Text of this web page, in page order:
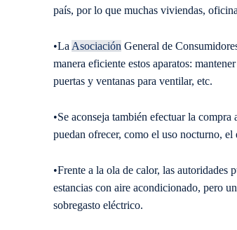
país, por lo que muchas viviendas,
•La Asociación General de
manera eficiente estos aparatos:
puertas y ventanas para ventilar, etc.
•Se aconseja también efectuar la
puedan ofrecer, como el uso nocturno,
•Frente a la ola de calor, las autoridades
estancias con aire acondicionado, pero
sobregasto eléctrico.